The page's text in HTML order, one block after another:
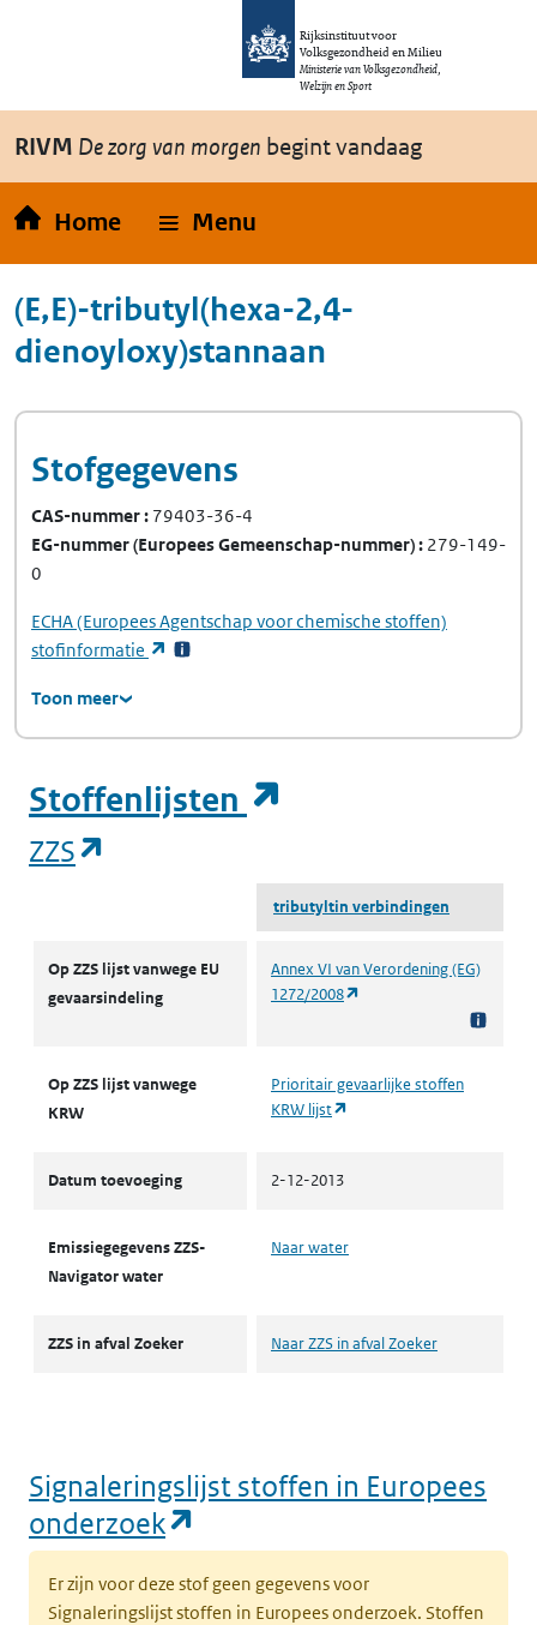
Overslaan en naar de inhoud gaan
Rijksinstituut voor
Volksgezondheid en Milieu
Ministerie van Volksgezondheid,
Welzijn en Sport
RIVM De zorg van morgen begint vandaag
Home Menu
(E,E)-tributyl(hexa-2,4-
dienoyloxy)stannaan
Stofgegevens
CAS-nummer 79403-36-4
EG-nummer(Europees Gemeenschap-nummer) 279-149-
0
ECHA(Europees Agentschap voor chemische stoffen)
stofinformatie
(opent in een nieuw tabblad)
Toon meer
Stoffenlijsten
ZZS
tributyltin verbindingen
Op ZZS lijst vanwege EU
gevaarsindeling
Annex VI van Verordening (EG)
1272/2008
Op ZZS lijst vanwege
KRW
Prioritair gevaarlijke stoffen
KRW lijst
Datum toevoeging 2-12-2013
Emissiegegevens ZZS-
Navigator water
Naar water
ZZS in afval Zoeker Naar ZZS in afval Zoeker
Signaleringslijst stoffen in Europees
onderzoek
Er zijn voor deze stof geen gegevens voor
Signaleringslijst stoffen in Europees onderzoek. Stoffen